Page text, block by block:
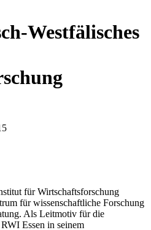
Westfälisches
für Wirtschaftsforschung
für wissenschaftliche Forschung
Als Leitmotiv für die
Essen in seinem